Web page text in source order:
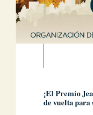
¡El Premio
de vuelta